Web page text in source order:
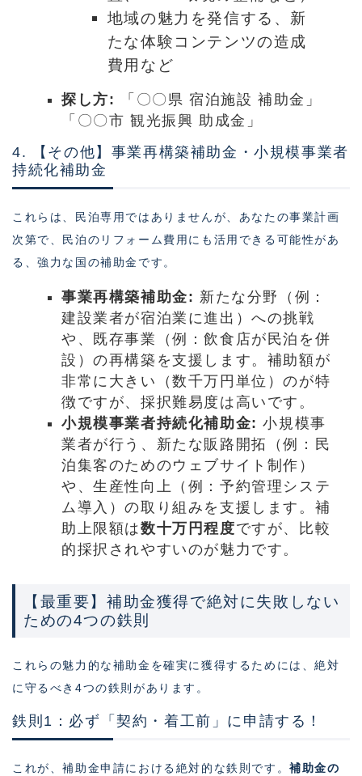
地域の魅力を発信する、新
たな体験コンテンツの造成
費用など
探し方:
「〇〇県 宿泊施設 補助金」
「〇〇市 観光振興 助成金」
4. 【その他】事業再構築補助金・小規模事業者
持続化補助金
これらは、民泊専用ではありませんが、あなたの事業計画
次第で、民泊のリフォーム費用にも活用できる可能性があ
る、強力な国の補助金です。
事業再構築補助金: 新たな分野（例：
建設業者が宿泊業に進出）への挑戦
や、既存事業（例：飲食店が民泊を併
設）の再構築を支援します。補助額が
非常に大きい（数千万円単位）のが特
徴ですが、採択難易度は高いです。
小規模事業者持続化補助金: 小規模事
業者が行う、新たな販路開拓（例：民
泊集客のためのウェブサイト制作）
や、生産性向上（例：予約管理システ
ム導入）の取り組みを支援します。補
助上限額は数十万円程度ですが、比較
的採択されやすいのが魅力です。
【最重要】補助金獲得で絶対に失敗しない
ための4つの鉄則
これらの魅力的な補助金を確実に獲得するためには、絶対
に守るべき4つの鉄則があります。
鉄則1：必ず「契約・着工前」に申請する！
これが、補助金申請における絶対的な鉄則です。補助金の